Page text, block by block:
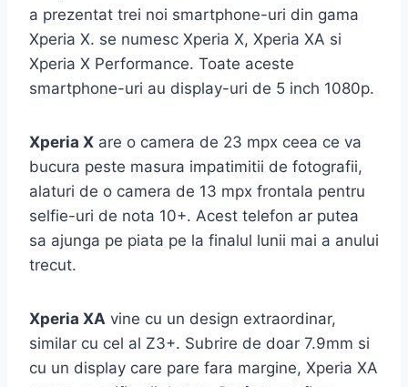
a prezentat trei noi smartphone-uri din gama
Xperia X. se numesc Xperia X, Xperia XA si
Xperia X Performance. Toate aceste
smartphone-uri au display-uri de 5 inch 1080p.
Xperia X are o camera de 23 mpx ceea ce va
bucura peste masura impatimitii de fotografii,
alaturi de o camera de 13 mpx frontala pentru
selfie-uri de nota 10+. Acest telefon ar putea
sa ajunga pe piata pe la finalul lunii mai a anului
trecut.
Xperia XA vine cu un design extraordinar,
similar cu cel al Z3+. Subrire de doar 7.9mm si
cu un display care pare fara margine, Xperia XA